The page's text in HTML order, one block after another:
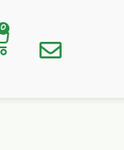
0